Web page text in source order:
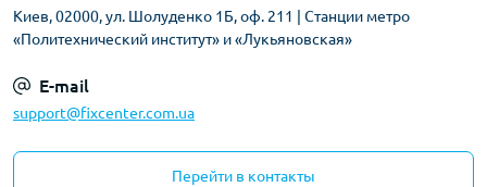
Киев, 02000, ул. Шолуденко 1Б, оф. 211 | Станции метро
«Политехнический институт» и «Лукьяновская»
E-mail
support@fixcenter.com.ua
Перейти в контакты